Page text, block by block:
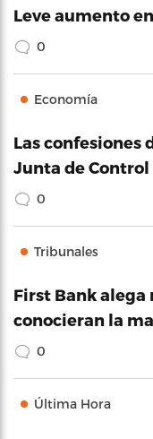
Leve aumento
0
Economía
Las confesiones
Junta de Control
0
Tribunales
First Bank alega
conocieran la
0
Última Hora